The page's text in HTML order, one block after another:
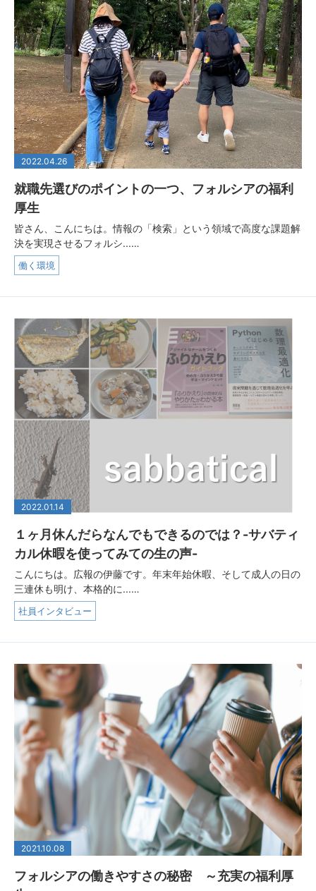
2022.04.26
就職先選びのポイントの一つ、フォルシアの福利
厚生
皆さん、こんにちは。情報の「検索」という領域で高度な課題解
決を実現させるフォルシ...…
働く環境
2022.01.14
１ヶ月休んだらなんでもできるのでは？-サバティ
カル休暇を使ってみての生の声-
こんにちは。広報の伊藤です。年末年始休暇、そして成人の日の
三連休も明け、本格的に...…
社員インタビュー
2021.10.08
フォルシアの働きやすさの秘密 ～充実の福利厚